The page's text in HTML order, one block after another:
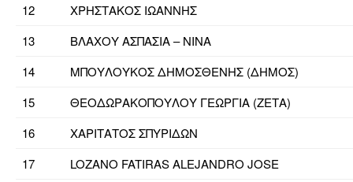
12
ΧΡΗΣΤΑΚΟΣ ΙΩΑΝΝΗΣ
13
ΒΛΑΧΟΥ ΑΣΠΑΣΙΑ – ΝΙΝΑ
14
ΜΠΟΥΛΟΥΚΟΣ ΔΗΜΟΣΘΕΝΗΣ (ΔΗΜΟΣ)
15
ΘΕΟΔΩΡΑΚΟΠΟΥΛΟΥ ΓΕΩΡΓΙΑ (ΖΕΤΑ)
16
ΧΑΡΙΤΑΤΟΣ ΣΠΥΡΙΔΩΝ
17
LOZANO FATIRAS ALEJANDRO JOSE